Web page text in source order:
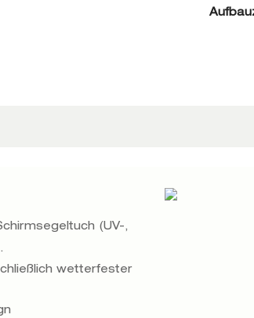
(UV-,
wetterfester